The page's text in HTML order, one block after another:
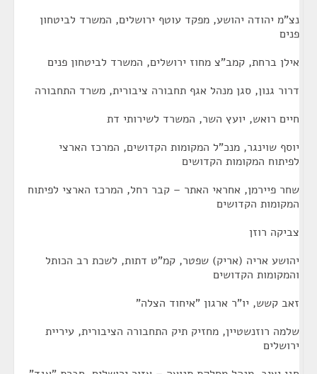
נצ"מ יהודה יהושע, מפקד עוטף ירושלים, המשרד לביטחון
פנים
אילן ברחת, קמב"צ מחוז ירושלים, המשרד לביטחון פנים
דרור גנון, סגן מנהל אגף תחבורה ציבורית, משרד התחבורה
חיים רואש, יועץ השר, המשרד לשירותי דת
יוסף שוינגר, מנכ"ל המקומות הקדושים, המרכז הארצי
לפיתוח המקומות הקדושים
שחר פיירמן, אחראי האתר – קבר רחל, המרכז הארצי לפיתוח
המקומות הקדושים
צביקה רוזן
יהושע אריה (אריק) שפטר, קמ"ט דתות, לשכת רב הכותל
והמקומות הקדושים
זאב קשש, יו"ר ארגון "איחוד הצלה"
שלמה רוזנשטיין, מחזיק תיק התחבורה הציבורית, עיריית
ירושלים